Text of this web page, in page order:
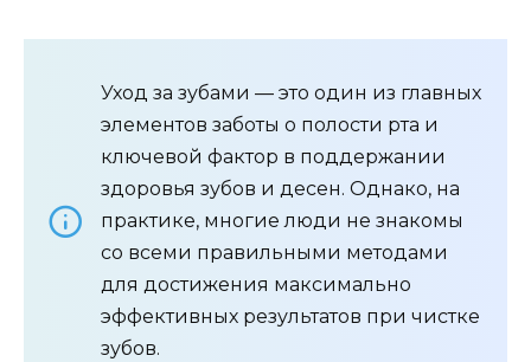
Уход за зубами — это один из главных
элементов заботы о полости рта и
ключевой фактор в поддержании
здоровья зубов и десен. Однако, на
практике, многие люди не знакомы
со всеми правильными методами
для достижения максимально
эффективных результатов при чистке
зубов.